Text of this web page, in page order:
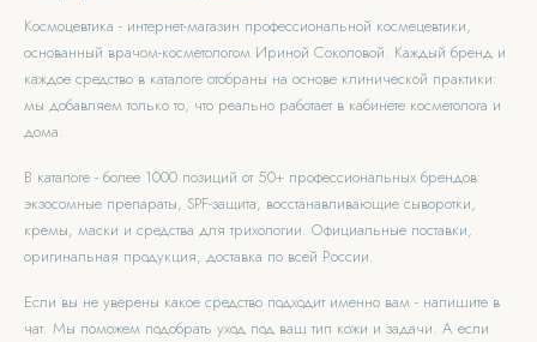
Космоцевтика - интернет-магазин профессиональной космецевтики,
основанный врачом-косметологом Ириной Соколовой. Каждый бренд и
каждое средство в каталоге отобраны на основе клинической практики:
мы добавляем только то, что реально работает в кабинете косметолога и
дома.
В каталоге - более 1000 позиций от 50+ профессиональных брендов:
экзосомные препараты, SPF-защита, восстанавливающие сыворотки,
кремы, маски и средства для трихологии. Официальные поставки,
оригинальная продукция, доставка по всей России.
Если вы не уверены какое средство подходит именно вам - напишите в
чат. Мы поможем подобрать уход под ваш тип кожи и задачи. А если